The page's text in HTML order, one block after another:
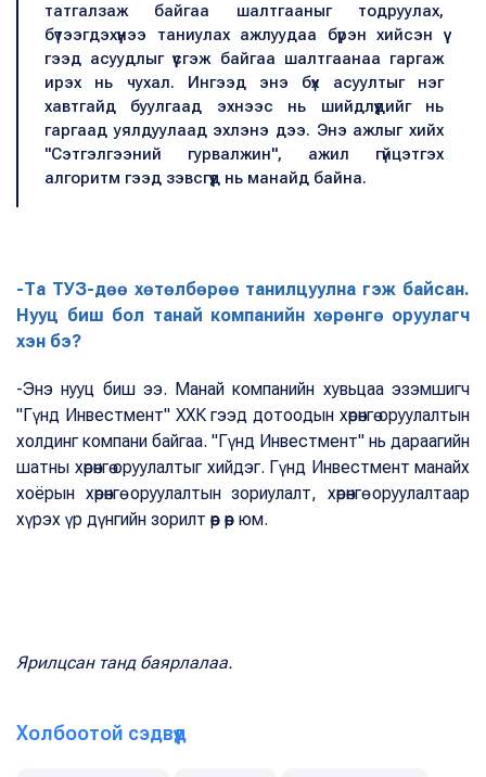
татгалзаж байгаа шалтгааныг тодруулах,
бүтээгдэхүүнээ таниулах ажлуудаа бүрэн хийсэн үү
гээд асуудлыг үүсгэж байгаа шалтгаанаа гаргаж
ирэх нь чухал. Ингээд энэ бүх асуултыг нэг
хавтгайд буулгаад эхнээс нь шийдлүүдийг нь
гаргаад уялдуулаад эхлэнэ дээ. Энэ ажлыг хийх
"Сэтгэлгээний гурвалжин", ажил гүйцэтгэх
алгоритм гээд зэвсгүүд нь манайд байна.
-Та ТУЗ-дөө хөтөлбөрөө танилцуулна гэж байсан.
Нууц биш бол танай компанийн хөрөнгө оруулагч
хэн бэ?
-Энэ нууц биш ээ. Манай компанийн хувьцаа эзэмшигч
"Гүнд Инвестмент" ХХК гээд дотоодын хөрөнгө оруулалтын
холдинг компани байгаа. "Гүнд Инвестмент" нь дараагийн
шатны хөрөнгө оруулалтыг хийдэг. Гүнд Инвестмент манайх
хоёрын хөрөнгө оруулалтын зориулалт, хөрөнгө оруулалтаар
хүрэх үр дүнгийн зорилт өөр өөр юм.
Ярилцсан танд баярлалаа.
Холбоотой сэдвүүд